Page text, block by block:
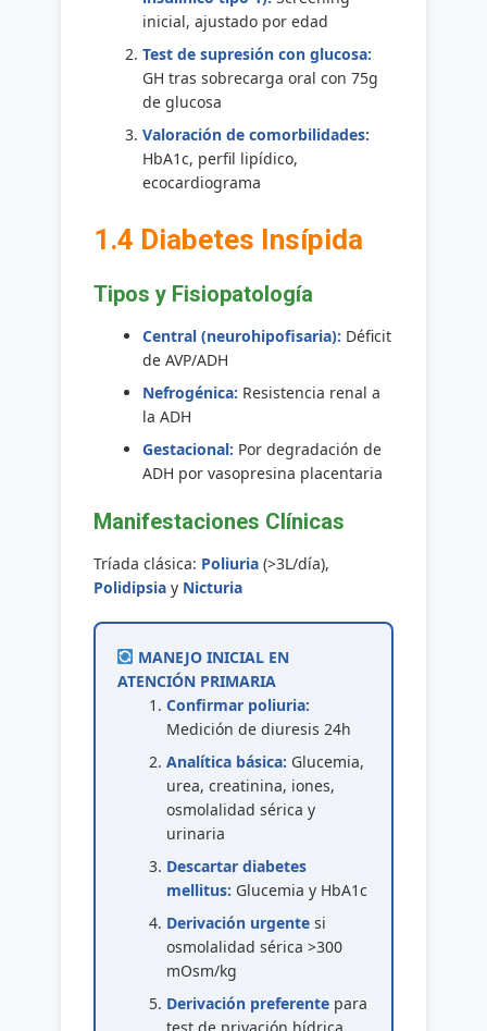
inicial, ajustado por edad
Test de supresión con glucosa:
GH tras sobrecarga oral con 75g
de glucosa
Valoración de comorbilidades:
HbA1c, perfil lipídico,
ecocardiograma
1.4 Diabetes Insípida
Tipos y Fisiopatología
Central (neurohipofisaria): Déficit
de AVP/ADH
Nefrogénica: Resistencia renal a
la ADH
Gestacional: Por degradación de
ADH por vasopresina placentaria
Manifestaciones Clínicas
Tríada clásica: Poliuria(>3L/día),
Polidipsiay Nicturia
MANEJO INICIAL EN
ATENCIÓN PRIMARIA
Confirmar poliuria:
Medición de diuresis 24h
Analítica básica: Glucemia,
urea, creatinina, iones,
osmolalidad sérica y
urinaria
Descartar diabetes
mellitus: Glucemia y HbA1c
Derivación urgentesi
osmolalidad sérica >300
mOsm/kg
Derivación preferentepara